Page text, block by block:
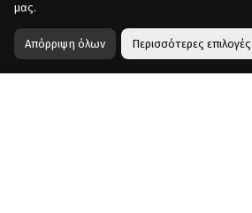
μας.
Απόρριψη όλων Περισσότερες επιλογές